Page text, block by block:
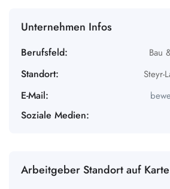
Unternehmen Infos
Berufsfeld: Bau
Standort: Steyr-
E-Mail:
Soziale Medien:
Arbeitgeber Standort auf Karte